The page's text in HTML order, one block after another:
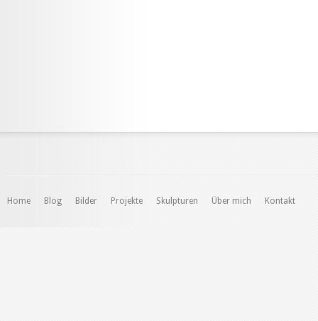
Home Blog Bilder Projekte Skulpturen Über mich Kontakt